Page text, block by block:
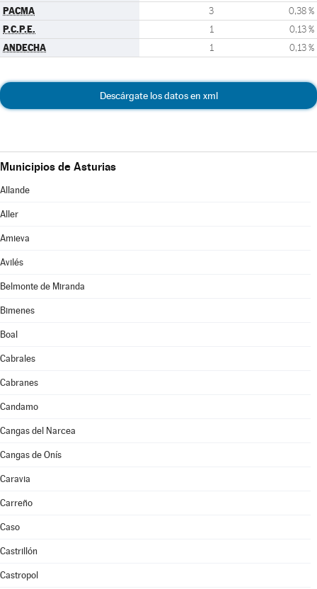
PACMA 3 0,38 %
P.C.P.E. 1 0,13 %
ANDECHA 1 0,13 %
Descárgate los datos en xml
Municipios de Asturias
Allande
Aller
Amieva
Avilés
Belmonte de Miranda
Bimenes
Boal
Cabrales
Cabranes
Candamo
Cangas del Narcea
Cangas de Onís
Caravia
Carreño
Caso
Castrillón
Castropol